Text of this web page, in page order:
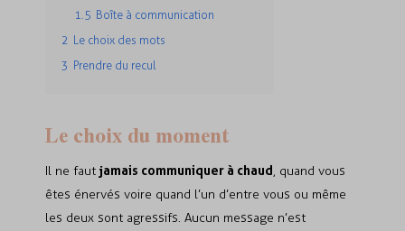
1.5 Boîte à communication
2 Le choix des mots
3 Prendre du recul
Le choix du moment
Il ne faut jamais communiquer à chaud, quand vous
êtes énervés voire quand l’un d’entre vous ou même
les deux sont agressifs. Aucun message n’est